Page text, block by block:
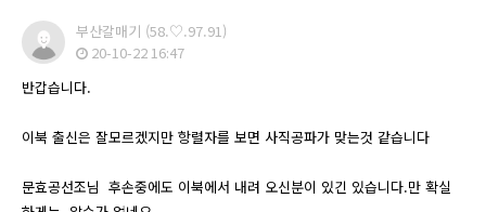
부산갈매기 (58.♡.97.91)
20-10-22 16:47
반갑습니다.
이북 출신은 잘모르겠지만 항렬자를 보면 사직공파가 맞는것 같습니다
문효공선조님 후손중에도 이북에서 내려 오신분이 있긴 있습니다.만 확실